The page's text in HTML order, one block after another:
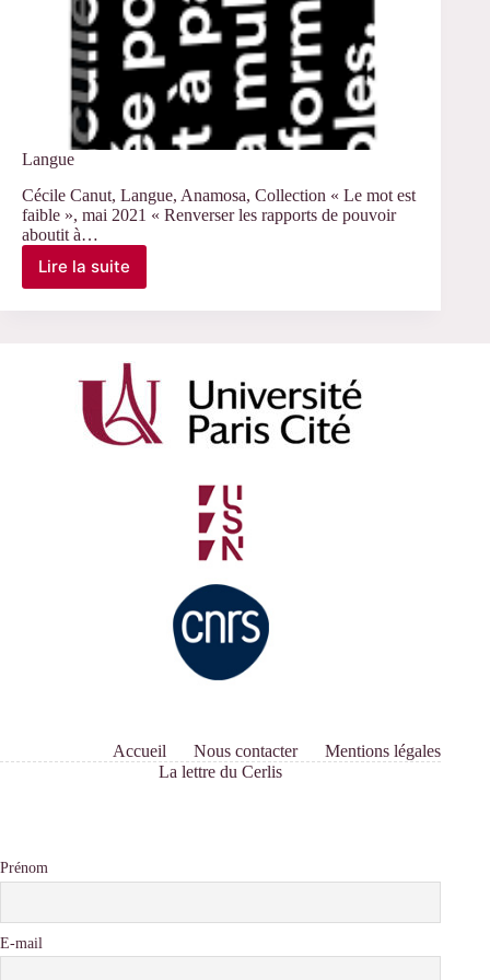
Langue
Cécile Canut, Langue, Anamosa, Collection « Le mot est
faible », mai 2021 « Renverser les rapports de pouvoir
aboutit à…
Lire la suite
Langue
Accueil Nous contacter
Mentions légales
La lettre du Cerlis
Prénom
E-mail